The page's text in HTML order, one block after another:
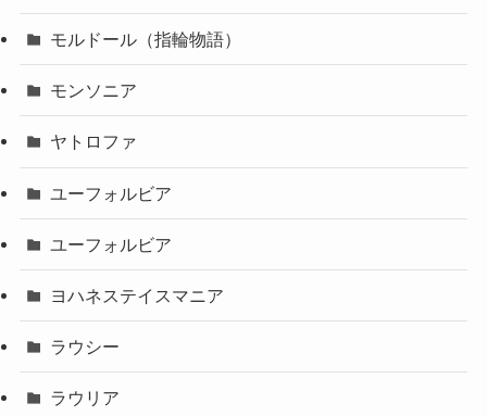
モルドール（指輪物語）
モンソニア
ヤトロファ
ユーフォルビア
ユーフォルビア
ヨハネステイスマニア
ラウシー
ラウリア